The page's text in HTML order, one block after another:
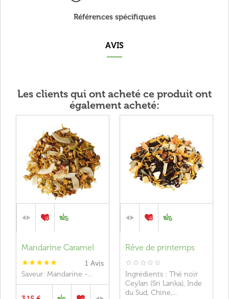
Références spécifiques
AVIS
Les clients qui ont acheté ce produit ont
également acheté:
Mandarine Caramel
1 Avis
Saveur: Mandarine -...
Rêve de printemps
Ingrédients : Thé noir
Ceylan (Sri Lanka), Inde
du Sud, Chine,...